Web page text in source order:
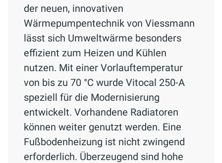
der neuen, innovativen
Wärmepumpentechnik von Viessmann
lässt sich Umweltwärme besonders
effizient zum Heizen und Kühlen
nutzen. Mit einer Vorlauftemperatur
von bis zu 70 °C wurde Vitocal 250-A
speziell für die Modernisierung
entwickelt. Vorhandene Radiatoren
können weiter genutzt werden. Eine
Fußbodenheizung ist nicht zwingend
erforderlich. Überzeugend sind hohe